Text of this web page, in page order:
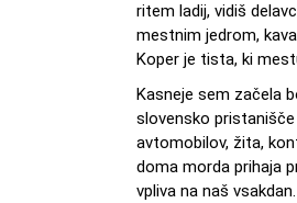
ritem ladij, vidiš
mestnim jedrom,
Koper je tista, ki
Kasneje sem začela
slovensko
avtomobilov, žita,
doma morda prihaja
vpliva na naš vsakdan.